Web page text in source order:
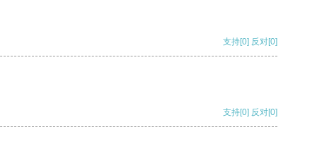
支持[0] 反对[0]
支持[0] 反对[0]